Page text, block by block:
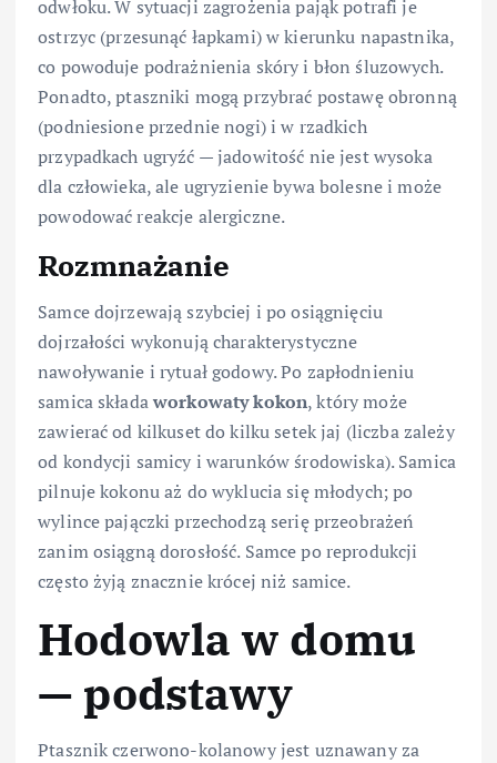
odwłoku. W sytuacji zagrożenia pająk potrafi je
ostrzyc (przesunąć łapkami) w kierunku napastnika,
co powoduje podrażnienia skóry i błon śluzowych.
Ponadto, ptaszniki mogą przybrać postawę obronną
(podniesione przednie nogi) i w rzadkich
przypadkach ugryźć — jadowitość nie jest wysoka
dla człowieka, ale ugryzienie bywa bolesne i może
powodować reakcje alergiczne.
Rozmnażanie
Samce dojrzewają szybciej i po osiągnięciu
dojrzałości wykonują charakterystyczne
nawoływanie i rytuał godowy. Po zapłodnieniu
samica składaworkowaty kokon, który może
zawierać od kilkuset do kilku setek jaj (liczba zależy
od kondycji samicy i warunków środowiska). Samica
pilnuje kokonu aż do wyklucia się młodych; po
wylince pajączki przechodzą serię przeobrażeń
zanim osiągną dorosłość. Samce po reprodukcji
często żyją znacznie krócej niż samice.
Hodowla w domu
— podstawy
Ptasznik czerwono-kolanowy jest uznawany za